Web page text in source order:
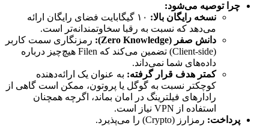
چرا توصیه می‌شود:
نسخه رایگان بالا:
۱۰ گیگابایت فضای رایگان ارائه
می‌دهد که نسبت به رقبا سخاوتمندانه‌تر است.
دانش صفر (Zero Knowledge):
رمزنگاری سمت کاربر
(Client-side) تضمین می‌کند که Filen هیچ‌چیز درباره
داده‌های شما نمی‌داند.
کمتر هدف قرار گرفته: به عنوان یک ارائه‌دهنده
کوچکتر نسبت به گوگل یا پروتون، ممکن است گاهی از
رادارهای فیلترینگ در امان بماند، اگرچه همچنان
استفاده از VPN نیاز است.
پرداخت: رمزارز (Crypto) را می‌پذیرد.